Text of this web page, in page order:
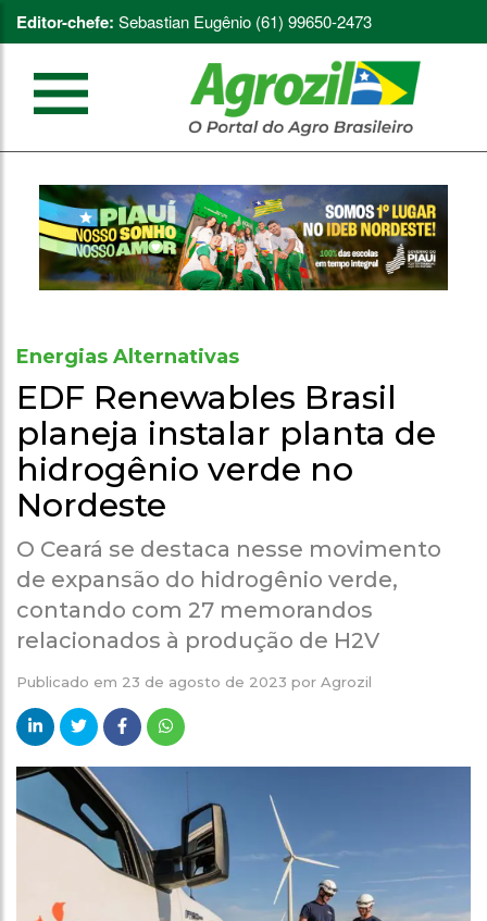
Editor-chefe: Sebastian Eugênio (61) 99650-2473
Energias Alternativas
EDF Renewables Brasil
planeja instalar planta de
hidrogênio verde no
Nordeste
O Ceará se destaca nesse movimento
de expansão do hidrogênio verde,
contando com 27 memorandos
relacionados à produção de H2V
Publicado em 23 de agosto de 2023 por Agrozil